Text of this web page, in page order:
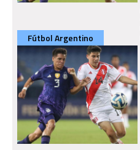
Fútbol Argentino